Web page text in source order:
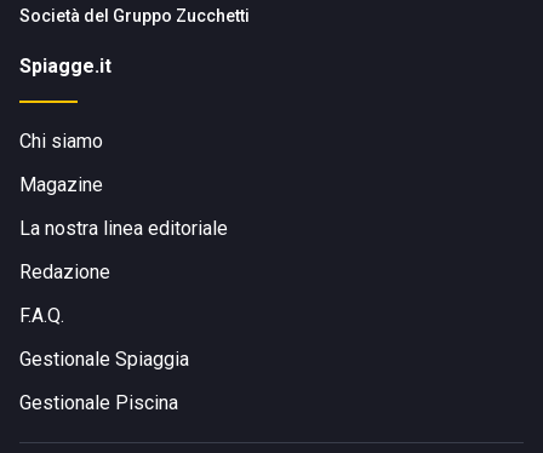
Società del Gruppo Zucchetti
Spiagge.it
Chi siamo
Magazine
La nostra linea editoriale
Redazione
F.A.Q.
Gestionale Spiaggia
Gestionale Piscina